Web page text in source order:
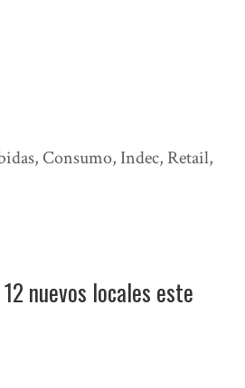
, Consumo, Indec, Retail,
nuevos locales este